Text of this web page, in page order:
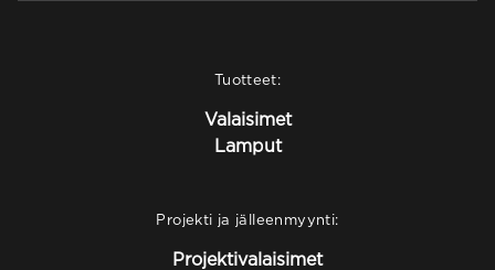
Tuotteet:
Valaisimet
Lamput
Projekti ja jälleenmyynti:
Projektivalaisimet